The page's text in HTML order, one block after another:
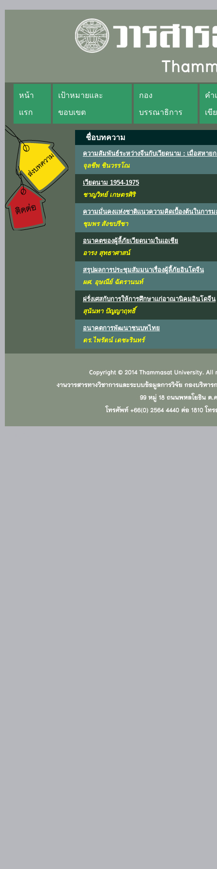
หน้า
แรก
เป้าหมายและ
ขอบเขต
กอง
บรรณาธิการ
คำ
เขี
ชื่อบทความ
ความสัมพันธ์ระหว่างจีนกับเวียดนาม : เมื่อสหาย
จุลชีพ ชินวรรโณ
เวียดนาม 1954-1975
ชาญวิทย์ เกษตรศิริ
ความมั่นคงแห่งชาติแนวความคิดเบื้องต้นในการ
ชุมพร สังขปรีชา
อนาคตของผู้ลี้ภัยเวียดนามในเอเชีย
อารง สุทธาศาสน์
สรุปผลการประชุมสัมมนาเรื่องผู้ลี้ภัยอินโดจีน
ผศ. อุษณีย์ ฉัตรานนท์
ฝรั่งเศสกับการให้การศึกษาแก่อาณานิคมอินโดจีน
สุนันทา ปัญญาฤทธิ์
อนาคตการพัฒนาชนบทไทย
ดร.ไพรัตน์ เดชะรินทร์